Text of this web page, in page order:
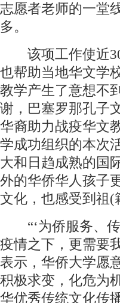
志愿者老师的一堂
多。
该项工作使近
也帮助当地华文学
教学产生了意想不
谢，巴塞罗那孔子
华裔助力战疫华文
学成功组织的本次
大和日趋成熟的国
外的华侨华人孩子
文化，也感受到祖(
“‘为侨服务、传
疫情之下，更需要
表示，华侨大学愿
积极求变，化危为
华优秀传统文化传